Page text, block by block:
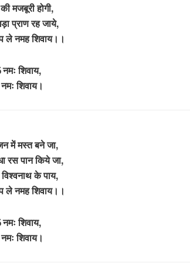
मजबूरी होगी,
प्राण रह जाये,
नमह शिवाय।।
शिवाय,
शिवाय।
में मस्त बने जा,
रस पान किये जा,
के पाय,
नमह शिवाय।।
शिवाय,
शिवाय।